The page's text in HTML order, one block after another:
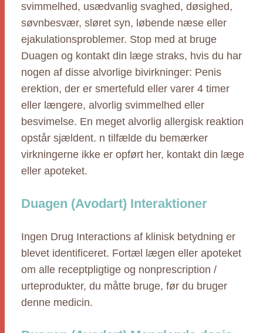
svimmelhed, usædvanlig svaghed, døsighed,
søvnbesvær, sløret syn, løbende næse eller
ejakulationsproblemer. Stop med at bruge
Duagen og kontakt din læge straks, hvis du har
nogen af disse alvorlige bivirkninger: Penis
erektion, der er smertefuld eller varer 4 timer
eller længere, alvorlig svimmelhed eller
besvimelse. En meget alvorlig allergisk reaktion
opstår sjældent. n tilfælde du bemærker
virkningerne ikke er opført her, kontakt din læge
eller apoteket.
Duagen (Avodart) Interaktioner
Ingen Drug Interactions af klinisk betydning er
blevet identificeret. Fortæl lægen eller apoteket
om alle receptpligtige og nonprescription /
urteprodukter, du måtte bruge, før du bruger
denne medicin.